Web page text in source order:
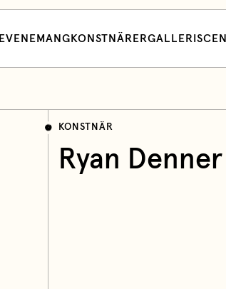
EVENEMANG KONSTNÄRERGALLERI SCEN
KONSTNÄR
Ryan Denner